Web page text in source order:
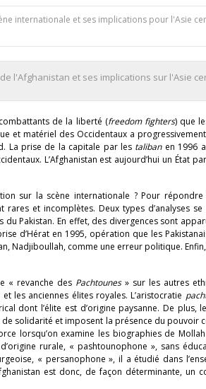
internationale et ses implications pour l'Asie
l'Afghanistan et ses implications sur l'Asie
de la liberté (freedom fighters) que
et matériel des Occidentaux a
La prise de la capitale par les talibanen 1996
L’Afghanistan est aujourd’hui un État
sur la scène internationale ? Pour
et incomplètes. Deux types d’analyses se
du Pakistan. En effet, des divergences sont
d’Hérat en 1995, opération que les
Nadjiboullah, comme une erreur politique.
« revanche des Pachtounes» sur les autres
les anciennes élites royales. L’aristocratie
dont l’élite est d’origine paysanne. De plus,
de solidarité et imposent la présence du pouvoir
lorsqu’on examine les biographies de
rurale, « pashtounophone », sans
« persanophone », il a étudié dans
est donc, de façon déterminante, un